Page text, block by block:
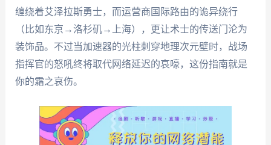
缠绕着艾泽拉斯勇士，而运营商国际路由的诡异绕行
（比如东京→洛杉矶→上海），更让术士的传送门沦为
装饰品。不过当加速器的光柱刺穿地理次元壁时，战场
指挥官的怒吼终将取代网络延迟的哀嚎，这份指南就是
你的霜之哀伤。